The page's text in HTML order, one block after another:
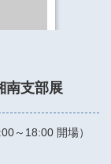
支部展
～18:00 開場）